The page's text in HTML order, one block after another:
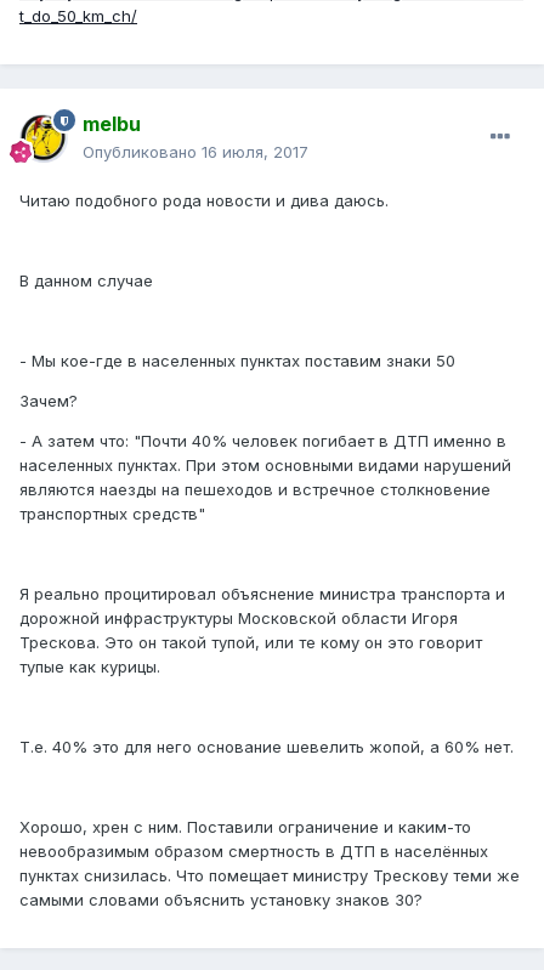
t_do_50_km_ch/
melbu
Опубликовано 16 июля, 2017
Читаю подобного рода новости и дива даюсь.
В данном случае
- Мы кое-где в населенных пунктах поставим знаки 50
Зачем?
- А затем что: "Почти 40% человек погибает в ДТП именно в
населенных пунктах. При этом основными видами нарушений
являются наезды на пешеходов и встречное столкновение
транспортных средств"
Я реально процитировал объяснение министра транспорта и
дорожной инфраструктуры Московской области Игоря
Трескова. Это он такой тупой, или те кому он это говорит
тупые как курицы.
Т.е. 40% это для него основание шевелить жопой, а 60% нет.
Хорошо, хрен с ним. Поставили ограничение и каким-то
невообразимым образом смертность в ДТП в населённых
пунктах снизилась. Что помещает министру Трескову теми же
самыми словами объяснить установку знаков 30?